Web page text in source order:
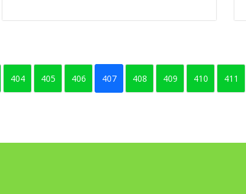
404 405 406 407 408 409 410 411